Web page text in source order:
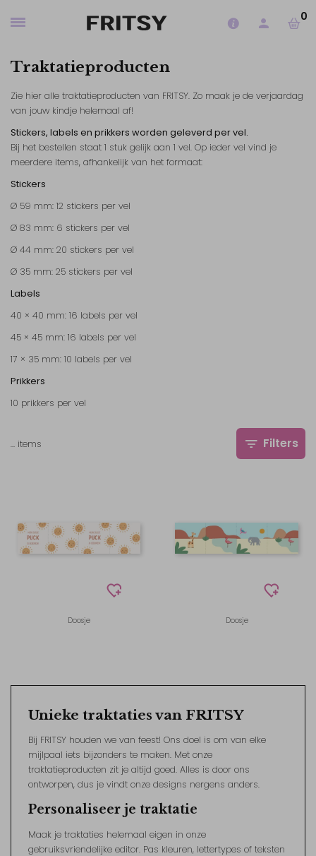
0
Traktatieproducten
Zie hier alle traktatieproducten van FRITSY. Zo maak je de verjaardag
van jouw kindje helemaal af!
Stickers, labels en prikkers worden geleverd per vel.
Bij het bestellen staat 1 stuk gelijk aan 1 vel. Op ieder vel vind je
meerdere items, afhankelijk van het formaat:
Stickers
Ø 59 mm: 12 stickers per vel
Ø 83 mm: 6 stickers per vel
Ø 44 mm: 20 stickers per vel
Ø 35 mm: 25 stickers per vel
Labels
40 × 40 mm: 16 labels per vel
45 × 45 mm: 16 labels per vel
17 × 35 mm: 10 labels per vel
Prikkers
10 prikkers per vel
… items Filters
Doosje Doosje
Unieke traktaties van FRITSY
Bij FRITSY houden we van feest! Ons doel is om van elke
mijlpaal iets bijzonders te maken. Met onze
traktatieproducten zit je altijd goed. Alles is door ons
ontworpen, dus je vindt onze designs nergens anders.
Personaliseer je traktatie
Maak je traktaties helemaal eigen in onze
gebruiksvriendelijke editor. Pas kleuren, lettertypes of teksten